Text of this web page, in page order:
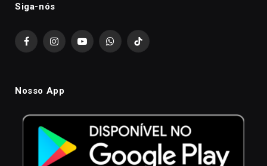
Siga-nós
FacebookInstagramYouTubeWhatsAppTikTok
Nosso App